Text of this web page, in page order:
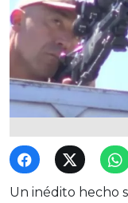
Un inédito hecho